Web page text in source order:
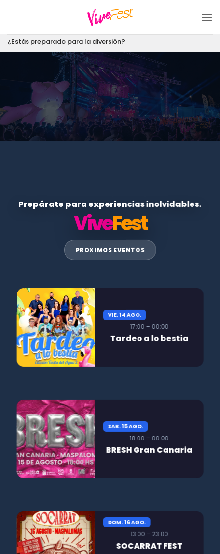
¿Estás preparado para la diversión?
Prepárate para experiencias inolvidables.
ViveFest
PROXIMOS EVENTOS
VIE. 14 AGO.
17:00 – 00:00
Tardeo a lo bestia
SAB. 15 AGO.
18:00 – 00:00
BRESH Gran Canaria
DOM. 16 AGO.
13:00 – 23:00
SOCARRAT FEST